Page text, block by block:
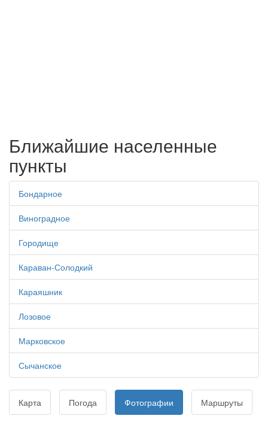
Ближайшие населенные
пункты
Бондарное
Виноградное
Городище
Караван-Солодкий
Караяшник
Лозовое
Марковское
Сычанское
Карта Погода Фотографии Маршруты